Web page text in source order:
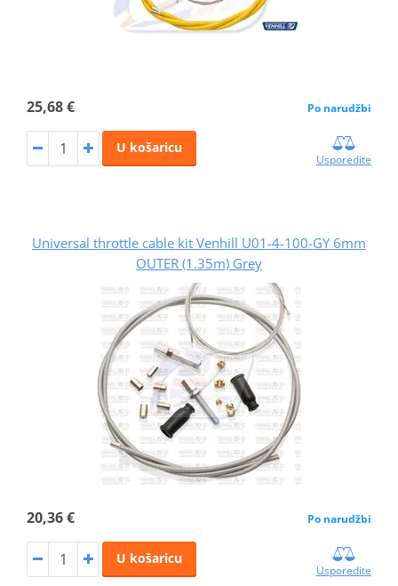
25,68 € Po narudžbi
U košaricu
Usporedite
Universal throttle cable kit Venhill U01-4-100-GY 6mm
OUTER (1.35m) Grey
20,36 € Po narudžbi
U košaricu
Usporedite